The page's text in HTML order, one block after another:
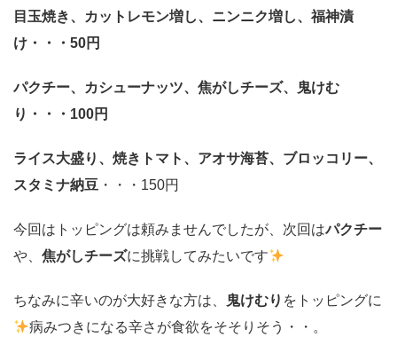
目玉焼き、カットレモン増し、ニンニク増し、福神漬
け・・・50円
パクチー、カシューナッツ、焦がしチーズ、鬼けむ
り・・・100円
ライス大盛り、焼きトマト、アオサ海苔、ブロッコリー、
スタミナ納豆 ・・・150円
今回はトッピングは頼みませんでしたが、次回はパクチー
や、 焦がしチーズに挑戦してみたいです
ちなみに辛いのが大好きな方は、 鬼けむり をトッピングに
病みつきになる辛さが食欲をそそりそう・・。